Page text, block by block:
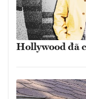
Hollywood đã